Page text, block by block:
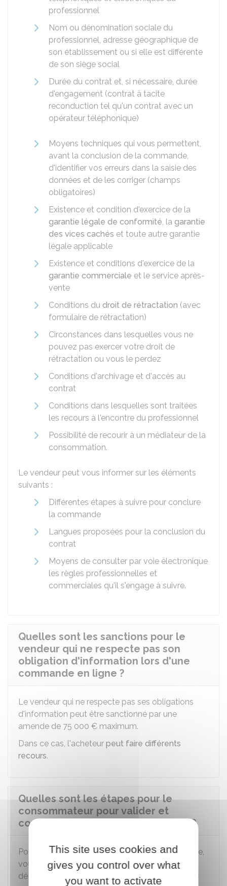
professionnel
Nom ou dénomination sociale du
professionnel, adresse géographique de
son établissement ou si elle est différente
de son siège social
Durée du contrat et, si nécessaire, durée
d'engagement (contrat à tacite
reconduction tel qu'un contrat avec un
opérateur téléphonique)
Moyens techniques qui vous permettent,
avant la conclusion de la commande,
d'identifier vos erreurs dans la saisie des
données et de les corriger (champs
obligatoires)
Existence et condition d'exercice de la
garantie légale de conformité, la garantie
des vices cachés et toute autre garantie
légale applicable
Existence et conditions d'exercice de la
garantie commerciale et le service après-
vente
Conditions du droit de rétractation (avec
formulaire de rétractation)
Circonstances dans lesquelles vous ne
pouvez pas exercer votre droit de
rétractation ou vous le perdez
Conditions d'archivage et d'accès au
contrat
Conditions dans lesquelles sont traitées
les recours à l'encontre du professionnel
Possibilité de recourir à un médiateur de la
consommation.
Le vendeur peut vous informer sur les éléments
suivants :
Différentes étapes à suivre pour conclure
la commande
Langues proposées pour la conclusion du
contrat
Moyens de consulter par voie électronique
les règles professionnelles et
commerciales qu'il s'engage à suivre.
Quelles sont les sanctions pour le
vendeur qui ne respecte pas son
obligation d'information lors d'une
commande en ligne ?
Le vendeur qui ne respecte pas ses obligations
d'information peut être sanctionné par une
amende de 75 000 € maximum.
Dans ce cas, l'acheteur peut faire différents
recours.
Quelles sont les étapes pour le
consommateur pour valider et
confirmer une commande en ligne ?
Pour que la commande soit valablement conclue,
vous devez avoir eu la possibilité d'en vérifier le
détail, le prix total et d'en corriger les éventuelles
This site uses cookies and
gives you control over what
you want to activate